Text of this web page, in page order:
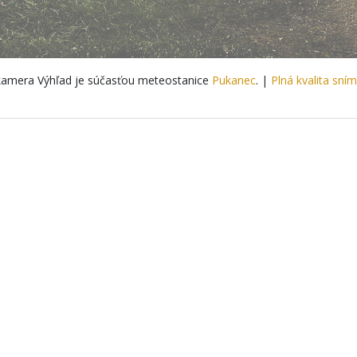
Výhľad je súčasťou meteostanice Pukanec. | Plná kvalita